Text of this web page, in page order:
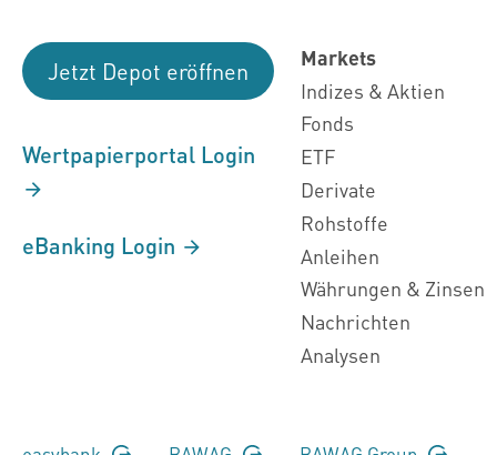
Jetzt Depot eröffnen
Wertpapierportal Login
eBanking Login
Markets
Indizes & Aktien
Fonds
ETF
Derivate
Rohstoffe
Anleihen
Währungen & Zinsen
Nachrichten
Analysen